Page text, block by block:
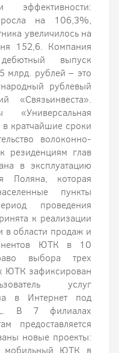
эффективности:
на 106,3%,
увеличилось на
152,6. Компания
выпуск
млрд. рублей – это
рублевый
«Связьинвеста».
«Универсальная
кратчайшие сроки
волоконно-
резиденциям глав
в эксплуатацию
которая
пункты
проведения
к реализации
в области продаж и
ЮТК в 10
выбора трех
ЮТК зафиксирован
услуг
в Интернет под
В 7 филиалах
предоставляется
новые проекты:
мобильный ЮТК в